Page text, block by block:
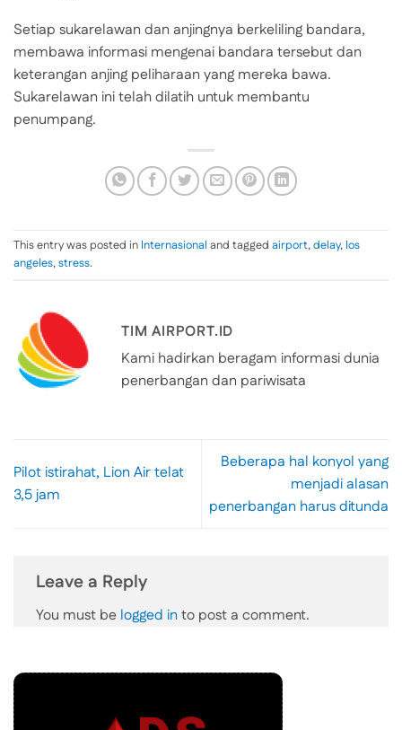
Setiap sukarelawan dan anjingnya berkeliling bandara,
membawa informasi mengenai bandara tersebut dan
keterangan anjing peliharaan yang mereka bawa.
Sukarelawan ini telah dilatih untuk membantu
penumpang.
This entry was posted in Internasional and tagged airport,delay, los
angeles,stress.
TIM AIRPORT.ID
Kami hadirkan beragam informasi dunia
penerbangan dan pariwisata
Pilot istirahat, Lion Air telat
3,5 jam
Beberapa hal konyol yang
menjadi alasan
penerbangan harus ditunda
Leave a Reply
You must be logged in to post a comment.